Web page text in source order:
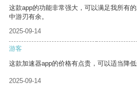
这款app的功能非常强大，可以满足我所有
中游刃有余。
2025-09-14
游客
这款加速器app的价格有点贵，可以适当降低
2025-09-14